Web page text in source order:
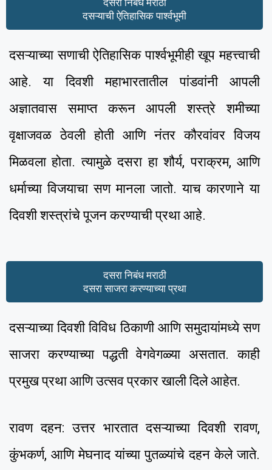
दसऱ्याची ऐतिहासिक पार्श्वभूमी
दसऱ्याच्या सणाची ऐतिहासिक पार्श्वभूमीही खूप महत्त्वाची
आहे. या दिवशी महाभारतातील पांडवांनी आपली
अज्ञातवास समाप्त करून आपली शस्त्रे शमीच्या
वृक्षाजवळ ठेवली होती आणि नंतर कौरवांवर विजय
मिळवला होता. त्यामुळे दसरा हा शौर्य, पराक्रम, आणि
धर्माच्या विजयाचा सण मानला जातो. याच कारणाने या
दिवशी शस्त्रांचे पूजन करण्याची प्रथा आहे.
दसरा निबंध मराठी
दसरा साजरा करण्याच्या प्रथा
दसऱ्याच्या दिवशी विविध ठिकाणी आणि समुदायांमध्ये सण
साजरा करण्याच्या पद्धती वेगवेगळ्या असतात. काही
प्रमुख प्रथा आणि उत्सव प्रकार खाली दिले आहेत.
रावण दहन: उत्तर भारतात दसऱ्याच्या दिवशी रावण,
कुंभकर्ण, आणि मेघनाद यांच्या पुतळ्यांचे दहन केले जाते.